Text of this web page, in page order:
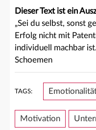
Dieser Text ist ein
„Sei du selbst, sonst
Erfolg nicht mit
individuell machbar
Schoemen
TAGS:
Motivation